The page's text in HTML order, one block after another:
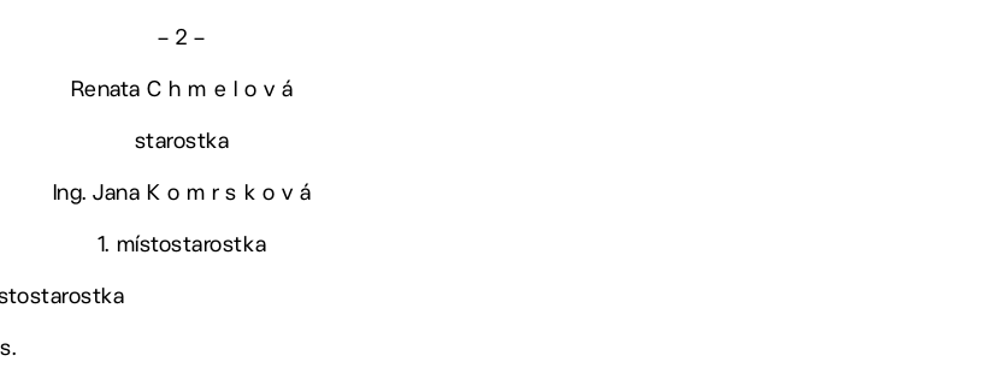
– 2 –
Renata C h m e l o v á
starostka
Ing. Jana K o m r s k o v á
1. místostarostka